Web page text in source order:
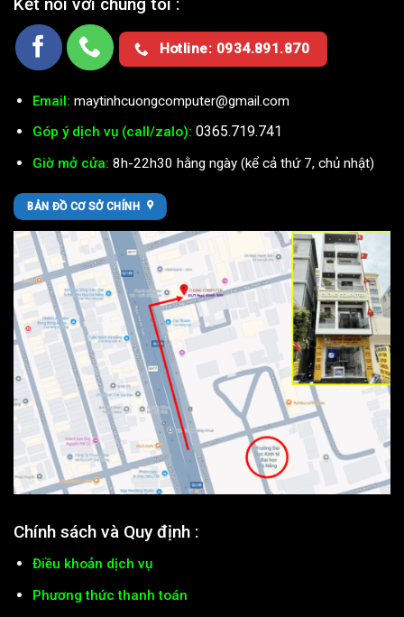
Hotline: 0934.891.870
Email: maytinhcuongcomputer@gmail.com
Góp ý dịch vụ (call/zalo): 0365.719.741
Giờ mở cửa: 8h-22h30 hằng ngày (kể cả thứ 7, chủ nhật)
BẢN ĐỒ CƠ SỞ CHÍNH
Chính sách và Quy định :
Điều khoản dịch vụ
Phương thức thanh toán